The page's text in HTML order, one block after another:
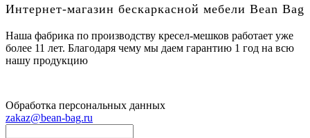
Интернет-магазин бескаркасной мебели Bean Bag
Наша фабрика по производству кресел-мешков работает уже
более 11 лет. Благодаря чему мы даем гарантию 1 год на всю
нашу продукцию
Обработка персональных данных
zakaz@bean-bag.ru